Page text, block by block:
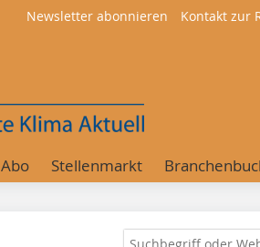
Newsletter abonnieren Kontakt zur
Abo Stellenmarkt